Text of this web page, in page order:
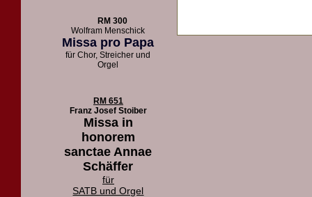
RM 300
Wolfram Menschick
Missa pro Papa
für Chor, Streicher und
Orgel
RM 651
Franz Josef Stoiber
Missa in
honorem
sanctae Annae
Schäffer
für
SATB und Orgel